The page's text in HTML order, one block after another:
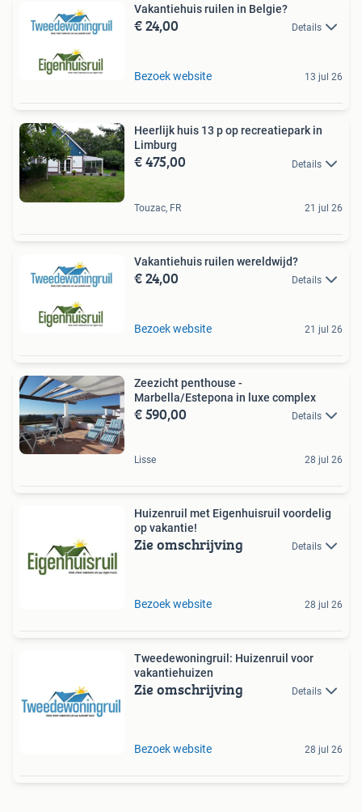
Vakantiehuis ruilen in Belgie?
€ 24,00 Details
Bezoek website 13 jul 26
Heerlijk huis 13 p op recreatiepark in
Limburg
€ 475,00 Details
Touzac, FR 21 jul 26
Vakantiehuis ruilen wereldwijd?
€ 24,00 Details
Bezoek website 21 jul 26
Zeezicht penthouse -
Marbella/Estepona in luxe complex
€ 590,00 Details
Lisse 28 jul 26
Huizenruil met Eigenhuisruil voordelig
op vakantie!
Zie omschrijving Details
Bezoek website 28 jul 26
Tweedewoningruil: Huizenruil voor
vakantiehuizen
Zie omschrijving Details
Bezoek website 28 jul 26